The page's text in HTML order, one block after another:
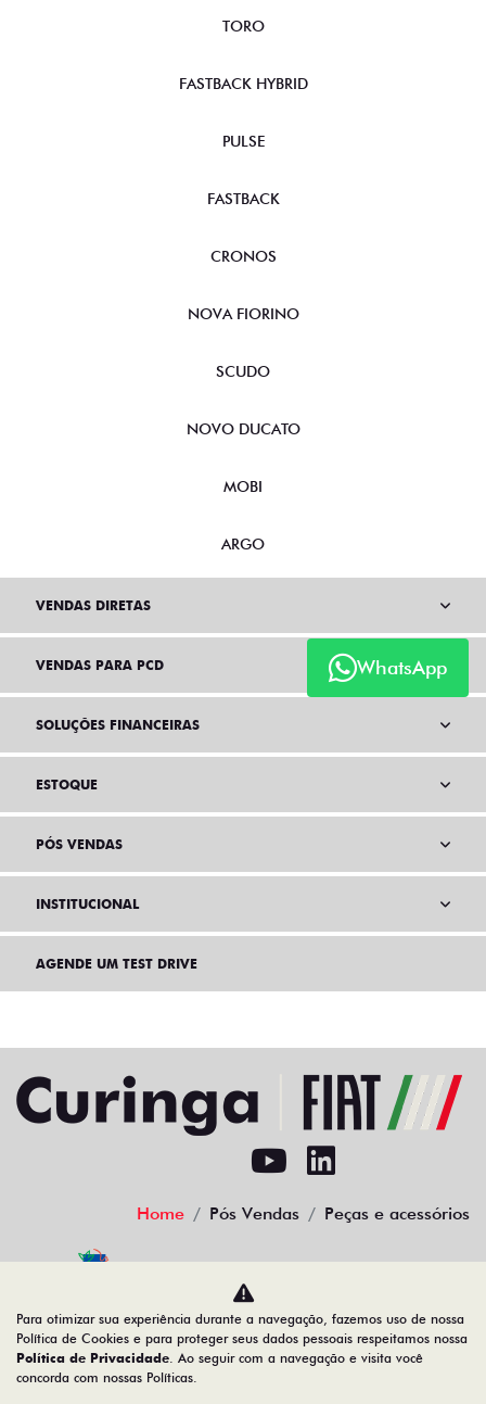
WhatsApp
TORO
FASTBACK HYBRID
PULSE
FASTBACK
CRONOS
NOVA FIORINO
SCUDO
NOVO DUCATO
MOBI
ARGO
VENDAS DIRETAS
VENDAS PARA PCD
SOLUÇÕES FINANCEIRAS
ESTOQUE
PÓS VENDAS
INSTITUCIONAL
AGENDE UM TEST DRIVE
Home Pós Vendas Peças e acessórios
02.692.394/0001-11
Para otimizar sua experiência durante a navegação, fazemos uso de nossa
Política de Cookies e para proteger seus dados pessoais respeitamos nossa
Política de Privacidade. Ao seguir com a navegação e visita você
concorda com nossas Políticas.